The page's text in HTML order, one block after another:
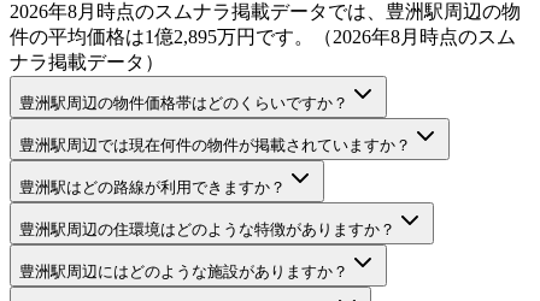
2026年8月時点のスムナラ掲載データでは、豊洲駅周辺の物
件の平均価格は1億2,895万円です。（2026年8月時点のスム
ナラ掲載データ）
豊洲駅周辺の物件価格帯はどのくらいですか？
豊洲駅周辺では現在何件の物件が掲載されていますか？
豊洲駅はどの路線が利用できますか？
豊洲駅周辺の住環境はどのような特徴がありますか？
豊洲駅周辺にはどのような施設がありますか？